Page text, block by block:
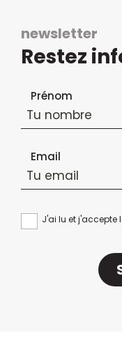
newsletter
Restez
Formulaire
Prénom
Email
J'ai lu et j'accepte